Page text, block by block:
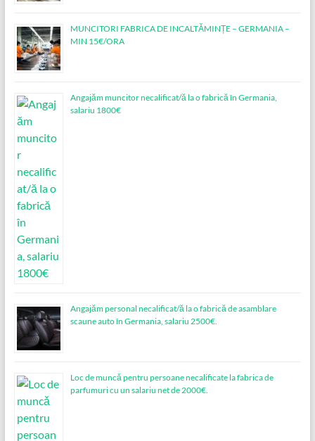
MUNCITORI FABRICA DE INCALTĂMINȚE – GERMANIA –
MIN 15€/ORA
Angajăm muncitor necalificat/ă la o fabrică în Germania,
salariu 1800€
Angajăm personal necalificat/ă la o fabrică de asamblare
scaune auto în Germania, salariu 2500€.
Loc de muncǎ pentru persoane necalificate la fabrica de
parfumuri cu un salariu net de 2000€.